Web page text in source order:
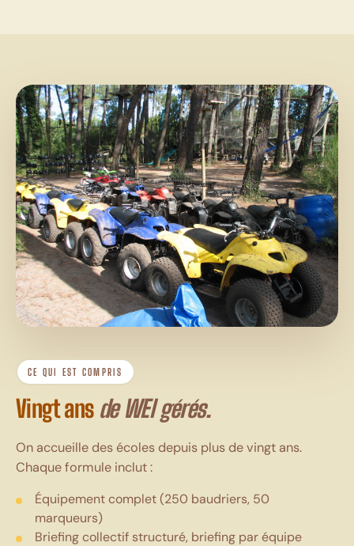
CE QUI EST COMPRIS
Vingt ans de WEI gérés.
On accueille des écoles depuis plus de vingt ans.
Chaque formule inclut :
Équipement complet (250 baudriers, 50
marqueurs)
Briefing collectif structuré, briefing par équipe